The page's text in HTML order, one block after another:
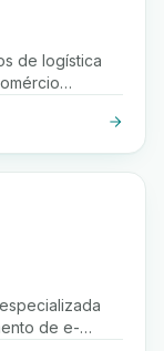
de logística
de e-